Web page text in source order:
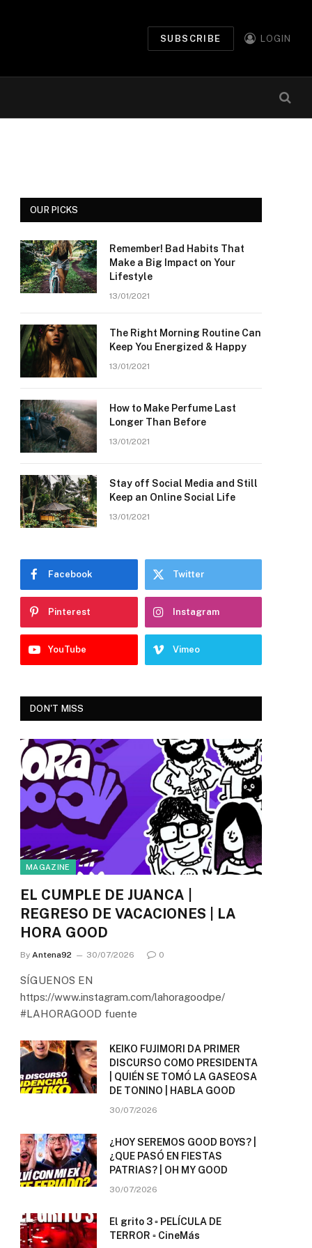
SUBSCRIBE LOGIN
OUR PICKS
Remember! Bad Habits That
Make a Big Impact on Your
Lifestyle
13/01/2021
The Right Morning Routine Can
Keep You Energized & Happy
13/01/2021
How to Make Perfume Last
Longer Than Before
13/01/2021
Stay off Social Media and Still
Keep an Online Social Life
13/01/2021
Facebook Twitter
Pinterest Instagram
YouTube Vimeo
DON'T MISS
MAGAZINE
EL CUMPLE DE JUANCA |
REGRESO DE VACACIONES | LA
HORA GOOD
By Antena92 30/07/2026 0
SÍGUENOS EN
https://www.instagram.com/lahoragoodpe/
#LAHORAGOOD fuente
KEIKO FUJIMORI DA PRIMER
DISCURSO COMO PRESIDENTA
| QUIÉN SE TOMÓ LA GASEOSA
DE TONINO | HABLA GOOD
30/07/2026
¿HOY SEREMOS GOOD BOYS? |
¿QUE PASÓ EN FIESTAS
PATRIAS? | OH MY GOOD
30/07/2026
El grito 3 ▫️ PELÍCULA DE
TERROR ▫️ CineMás